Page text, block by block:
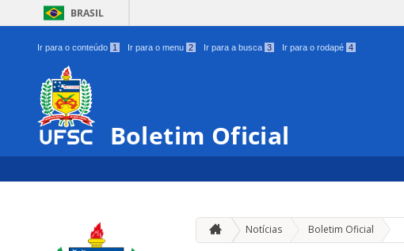
BRASIL
Ir para o conteúdo 1 Ir para o menu 2 Ir para a busca 3 Ir para o rodapé 4
Boletim Oficial
Notícias Boletim Oficial »